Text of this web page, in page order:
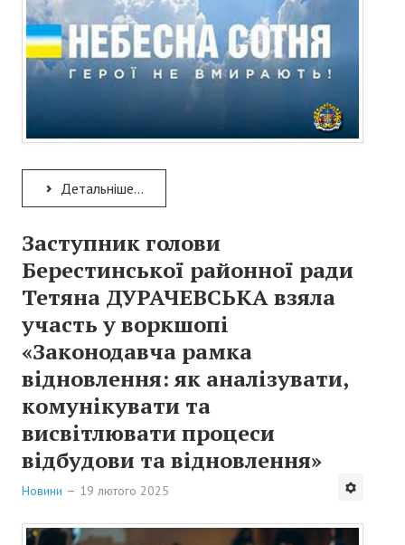
Детальніше...
Заступник голови
Берестинської районної ради
Тетяна ДУРАЧЕВСЬКА взяла
участь у воркшопі
«Законодавча рамка
відновлення: як аналізувати,
комунікувати та
висвітлювати процеси
відбудови та відновлення»
Новини 19 лютого 2025